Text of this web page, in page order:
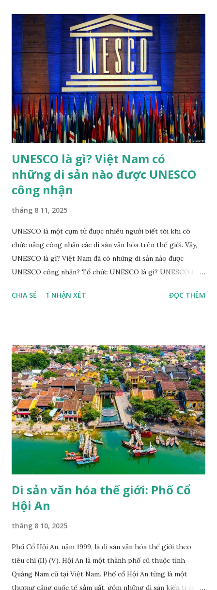
đại diện của nhân loại. Nhã nhạc cung đình Huế là thể loại
nhạc của cung đình thời phong kiến, được biểu diễn vào các
dịp lễ hội (vua đăng quang, băng hà, các lễ hội tôn nghiêm
khác) trong năm của các triều đại nhà Nguyễn của Việt Nam.
Nhã nhạc cung đình Huế đã được UNESCO công nhận là
Kiệt tác truyền khẩu và phi vật thể nhân loại vào năm 2003.
Theo đánh giá của UNESCO, "trong các thể loại nhạc cổ
truyền ở Việt Nam, chỉ có Nhã nhạc đạt tới tầm vóc quốc
gia". ...
UNESCO là gì? Việt Nam có
những di sản nào được UNESCO
công nhận
tháng 8 11, 2025
UNESCO là một cụm từ được nhiều người biết tới khi có
chức năng công nhận các di sản văn hóa trên thế giới. Vậy,
UNESCO là gì? Việt Nam đã có những di sản nào được
UNESCO công nhận? Tổ chức UNESCO là gì? UNESCO là
Liên hợp quốc (United Nations Educational Scientific and
gia về giáo dục, khoa học và văn hoá để đảm bảo sự tôn
trọng công lý, luật pháp, nhân quyền và tự do cơ bản cho tất
cả mọi người không phân biệt chủng tộc, nam nữ, ngôn ngữ,
tôn giáo" (trích Công ước thành lập UNESCO). UNESCO
hiện đã có mặt trên 191 quốc gia thành viên và trụ sở chính
đặt tại Pháp, với hơn 50 văn phòng và các trung tâm trực
thuộc đặt khắp nơi trên thế giới, một trong các dự án của
UNESCO là duy trì danh sách các di sản thế giới. Một trong
những hoạt động nổi bật của UNESCO...
CHIA SẺ 1 NHẬN XÉT ĐỌC THÊM
Di sản văn hóa thế giới: Phố Cổ
Hội An
tháng 8 10, 2025
Phố Cổ Hội An, năm 1999, là di sản văn hóa thế giới theo
tiêu chí (II) (V). Hội An là một thành phố cũ thuộc tỉnh
Quảng Nam cũ tại Việt Nam. Phố cổ Hội An từng là một
thương cảng quốc tế sầm uất, gồm những di sản kiến trúc đã